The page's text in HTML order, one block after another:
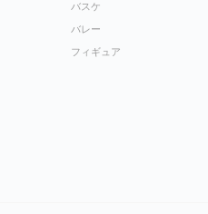
バスケ
バレー
フィギュア